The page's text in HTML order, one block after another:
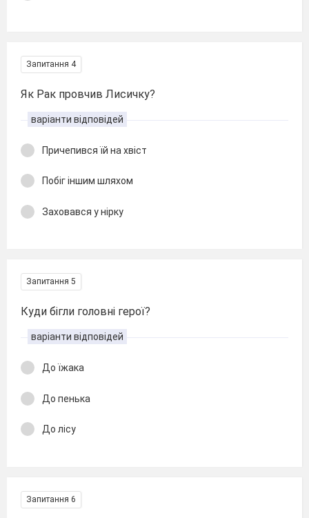
Запитання 4
Як Рак провчив Лисичку?
варіанти відповідей
Причепився їй на хвіст
Побіг іншим шляхом
Заховався у нірку
Запитання 5
Куди бігли головні герої?
варіанти відповідей
До їжака
До пенька
До лісу
Запитання 6